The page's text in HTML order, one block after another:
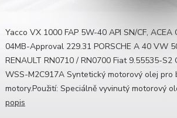
Yacco VX 1000 FAP 5W-40 API SN/CF,
04MB-Approval 229.31 PORSCHE A 40 VW
RENAULT RN0710 / RN0700 Fiat 9.55535-S2
WSS-M2C917A Syntetický motorový olej pro
motory.Použití: Speciálně vyvinutý motorový
popis